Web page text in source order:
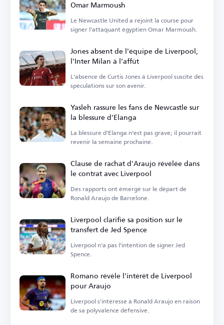
Omar Marmoush
Le Newcastle United a rejoint la course pour
signer l'attaquant égyptien Omar Marmoush.
Jones absent de l'équipe de Liverpool,
l'Inter Milan à l'affût
L'absence de Curtis Jones à Liverpool suscite des
spéculations sur son avenir.
Yasleh rassure les fans de Newcastle sur
la blessure d'Elanga
La blessure d'Elanga n'est pas grave; il pourrait
revenir la semaine prochaine.
Clause de rachat d'Araujo révélée dans
le contrat avec Liverpool
Des rapports ont émergé sur le départ de
Ronald Araujo de Barcelone.
Liverpool clarifie sa position sur le
transfert de Jed Spence
Liverpool n'a pas l'intention de signer Jed
Spence.
Romano révèle l'intérêt de Liverpool
pour Araujo
Liverpool s'intéresse à Ronald Araujo en raison
de sa polyvalence défensive.